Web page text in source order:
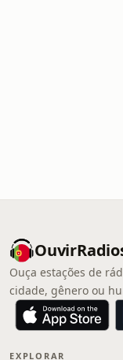
Ouça estações de
cidade, gênero ou
EXPLORAR